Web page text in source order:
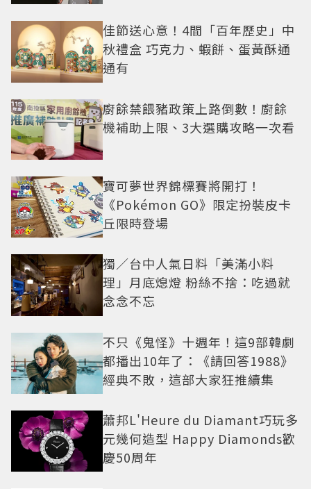
佳節送心意！4間「百年歷史」中
秋禮盒 巧克力、蝦餅、蛋黃酥通
通有
廚餘禁餵豬政策上路倒數！廚餘
機補助上限、3大選購攻略一次看
寶可夢世界錦標賽將開打！
《Pokémon GO》限定扮裝皮卡
丘限時登場
獨／台中人氣日料「美滿小料
理」月底熄燈 粉絲不捨：吃過就
念念不忘
不只《鬼怪》十週年！這9部韓劇
都播出10年了：《請回答1988》
經典不敗，這部大家狂推續集
蕭邦L'Heure du Diamant巧玩多
元幾何造型 Happy Diamonds歡
慶50周年